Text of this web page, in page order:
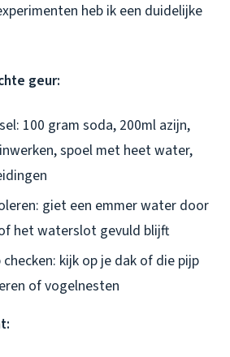
heb ik een duidelijke
geur:
100 gram soda, 200ml azijn,
spoel met heet water,
giet een emmer water door
het waterslot gevuld blijft
kijk op je dak of die pijp
of vogelnesten